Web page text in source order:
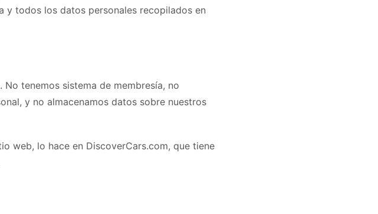
y todos los datos personales recopilados en
tenemos sistema de membresía, no
y no almacenamos datos sobre nuestros
web, lo hace en DiscoverCars.com, que tiene